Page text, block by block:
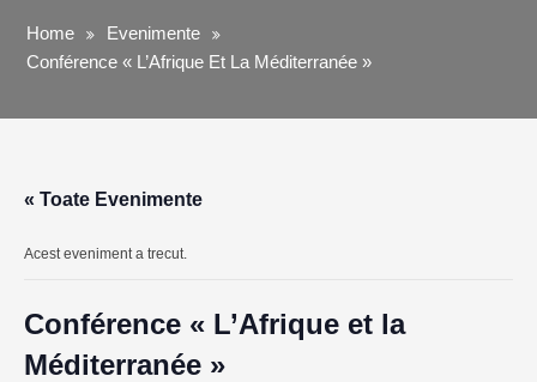
Home
Evenimente
Conférence « L’Afrique Et La Méditerranée »
« Toate Evenimente
Acest eveniment a trecut.
Conférence « L’Afrique et la
Méditerranée »